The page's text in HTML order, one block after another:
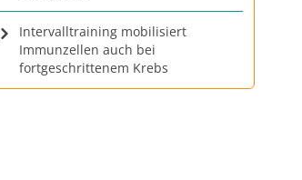
Intervalltraining mobilisiert
Immunzellen auch bei
fortgeschrittenem Krebs